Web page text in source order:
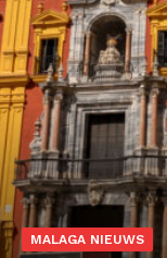
MALAGA NIEUWS